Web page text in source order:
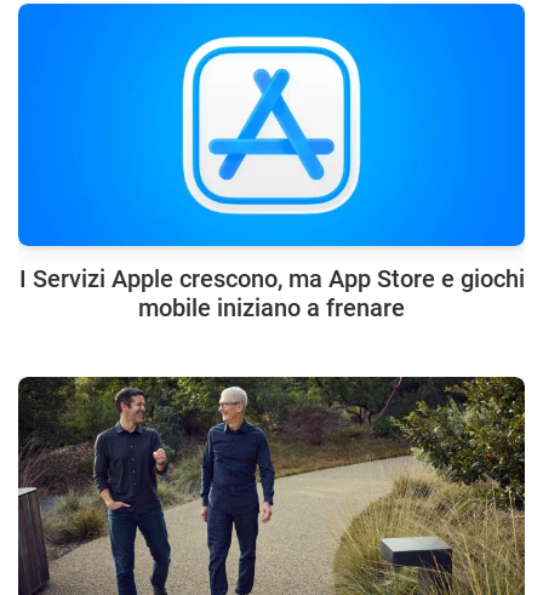
I Servizi Apple crescono, ma App Store e giochi
mobile iniziano a frenare